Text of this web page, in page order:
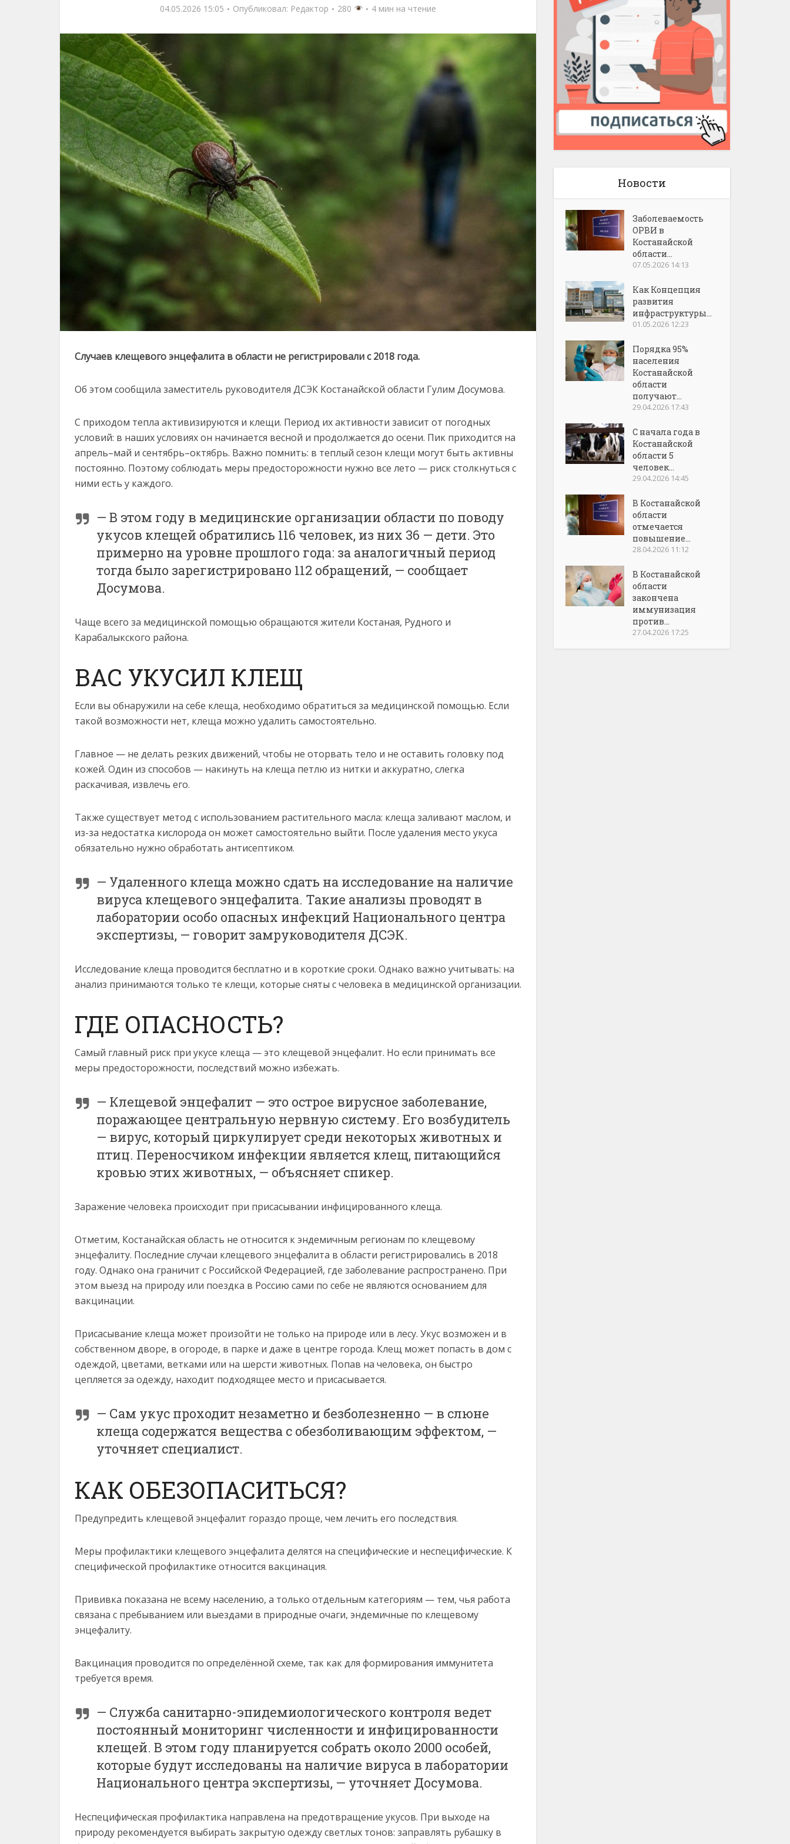
04.05.2026 15:05 Опубликовал: Редактор 280 4 мин на чтение
Случаев клещевого энцефалита в области не регистрировали с 2018 года.
Об этом сообщила заместитель руководителя ДСЭК Костанайской области Гулим Досумова.
С приходом тепла активизируются и клещи. Период их активности зависит от погодных
условий: в наших условиях он начинается весной и продолжается до осени. Пик приходится на
апрель–май и сентябрь–октябрь. Важно помнить: в теплый сезон клещи могут быть активны
постоянно. Поэтому соблюдать меры предосторожности нужно все лето — риск столкнуться с
ними есть у каждого.
— В этом году в медицинские организации области по поводу
укусов клещей обратились 116 человек, из них 36 — дети. Это
примерно на уровне прошлого года: за аналогичный период
тогда было зарегистрировано 112 обращений, — сообщает
Досумова.
Чаще всего за медицинской помощью обращаются жители Костаная, Рудного и
Карабалыкского района.
ВАС УКУСИЛ КЛЕЩ
Если вы обнаружили на себе клеща, необходимо обратиться за медицинской помощью. Если
такой возможности нет, клеща можно удалить самостоятельно.
Главное — не делать резких движений, чтобы не оторвать тело и не оставить головку под
кожей. Один из способов — накинуть на клеща петлю из нитки и аккуратно, слегка
раскачивая, извлечь его.
Также существует метод с использованием растительного масла: клеща заливают маслом, и
из-за недостатка кислорода он может самостоятельно выйти. После удаления место укуса
обязательно нужно обработать антисептиком.
— Удаленного клеща можно сдать на исследование на наличие
вируса клещевого энцефалита. Такие анализы проводят в
лаборатории особо опасных инфекций Национального центра
экспертизы, — говорит замруководителя ДСЭК.
Исследование клеща проводится бесплатно и в короткие сроки. Однако важно учитывать: на
анализ принимаются только те клещи, которые сняты с человека в медицинской организации.
ГДЕ ОПАСНОСТЬ?
Самый главный риск при укусе клеща — это клещевой энцефалит. Но если принимать все
меры предосторожности, последствий можно избежать.
— Клещевой энцефалит — это острое вирусное заболевание,
поражающее центральную нервную систему. Его возбудитель
— вирус, который циркулирует среди некоторых животных и
птиц. Переносчиком инфекции является клещ, питающийся
кровью этих животных, — объясняет спикер.
Заражение человека происходит при присасывании инфицированного клеща.
Отметим, Костанайская область не относится к эндемичным регионам по клещевому
энцефалиту. Последние случаи клещевого энцефалита в области регистрировались в 2018
году. Однако она граничит с Российской Федерацией, где заболевание распространено. При
этом выезд на природу или поездка в Россию сами по себе не являются основанием для
вакцинации.
Присасывание клеща может произойти не только на природе или в лесу. Укус возможен и в
собственном дворе, в огороде, в парке и даже в центре города. Клещ может попасть в дом с
одеждой, цветами, ветками или на шерсти животных. Попав на человека, он быстро
цепляется за одежду, находит подходящее место и присасывается.
— Сам укус проходит незаметно и безболезненно — в слюне
клеща содержатся вещества с обезболивающим эффектом, —
уточняет специалист.
КАК ОБЕЗОПАСИТЬСЯ?
Предупредить клещевой энцефалит гораздо проще, чем лечить его последствия.
Меры профилактики клещевого энцефалита делятся на специфические и неспецифические. К
специфической профилактике относится вакцинация.
Прививка показана не всему населению, а только отдельным категориям — тем, чья работа
связана с пребыванием или выездами в природные очаги, эндемичные по клещевому
энцефалиту.
Вакцинация проводится по определённой схеме, так как для формирования иммунитета
требуется время.
— Служба санитарно-эпидемиологического контроля ведет
постоянный мониторинг численности и инфицированности
клещей. В этом году планируется собрать около 2000 особей,
которые будут исследованы на наличие вируса в лаборатории
Национального центра экспертизы, — уточняет Досумова.
Неспецифическая профилактика направлена на предотвращение укусов. При выходе на
природу рекомендуется выбирать закрытую одежду светлых тонов: заправлять рубашку в
Новости
Заболеваемость
ОРВИ в
Костанайской
области...
07.05.2026 14:13
Как Концепция
развития
инфраструктуры...
01.05.2026 12:23
Порядка 95%
населения
Костанайской
области
получают...
29.04.2026 17:43
С начала года в
Костанайской
области 5
человек...
29.04.2026 14:45
В Костанайской
области
отмечается
повышение...
28.04.2026 11:12
В Костанайской
области
закончена
иммунизация
против...
27.04.2026 17:25